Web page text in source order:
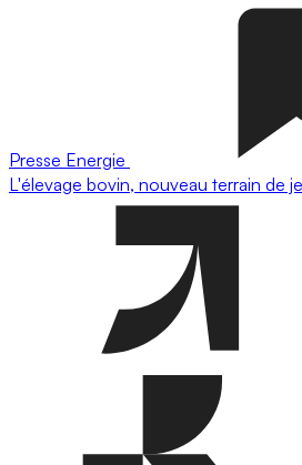
Presse Energie
L'élevage bovin, nouveau terrain de